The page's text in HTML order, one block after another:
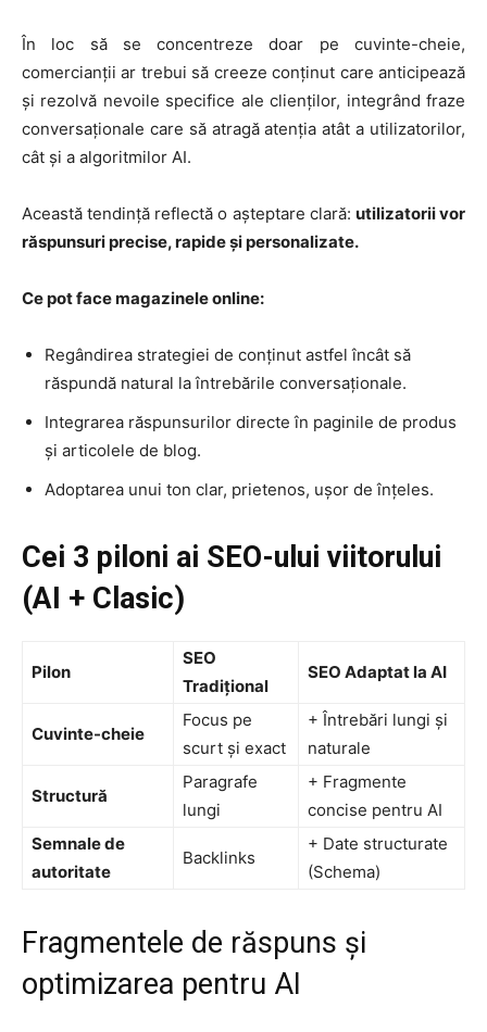
În loc să se concentreze doar pe cuvinte-cheie,
comercianții ar trebui să creeze conținut care anticipează
și rezolvă nevoile specifice ale clienților, integrând fraze
conversaționale care să atragă atenția atât a utilizatorilor,
cât și a algoritmilor AI.
Această tendință reflectă o așteptare clară: utilizatorii vor
răspunsuri precise, rapide și personalizate.
Ce pot face magazinele online:
Regândirea strategiei de conținut astfel încât să
răspundă natural la întrebările conversaționale.
Integrarea răspunsurilor directe în paginile de produs
și articolele de blog.
Adoptarea unui ton clar, prietenos, ușor de înțeles.
Cei 3 piloni ai SEO-ului viitorului
(AI + Clasic)
Pilon
SEO
Tradițional
SEO Adaptat la AI
Cuvinte-cheie
Focus pe
scurt și exact
+ Întrebări lungi și
naturale
Structură
Paragrafe
lungi
+ Fragmente
concise pentru AI
Semnale de
autoritate
Backlinks
+ Date structurate
(Schema)
Fragmentele de răspuns și
optimizarea pentru AI